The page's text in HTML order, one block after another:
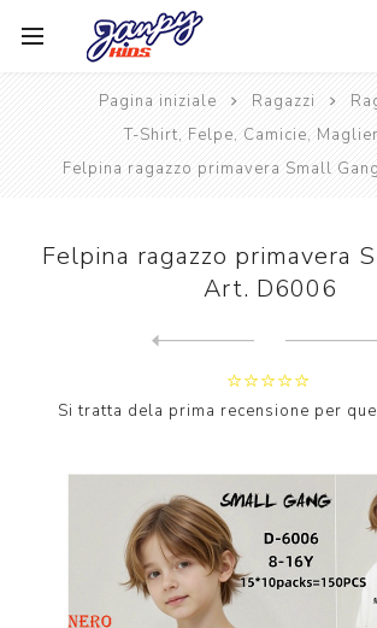
Pagina iniziale Ragazzi
T-Shirt, Felpe, Camicie,
Felpina ragazzo primavera Small
Felpina ragazzo primavera
Art. D6006
Si tratta dela prima recensione per